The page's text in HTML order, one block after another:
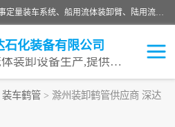
连云港深达石化装备有限公司是从事定量装车系统、船用流体装卸臂、陆用流体装卸臂（鹤管）、活动梯、钢构平台等全系列流体装卸设备的设计、制造、销售以及服务的专业供应商。公司始终以客户为中心，密切跟踪国内外油气储运及装卸设备先进技术的发展，以先进的技术、优质的产品、一流的服务，满足客户需求。
石化装备有限公司
专业从事流体装卸设备生产,提供全面解决方案，生产与定制服务
装车鹤管 > 滁州装卸鹤管供应商 深达